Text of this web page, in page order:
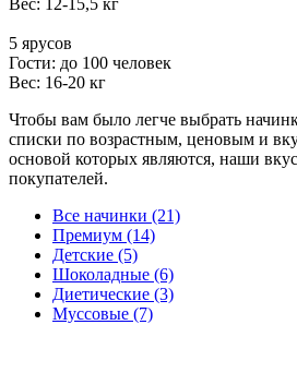
5 ярусов
Гости: до 100 человек
Вес: 16-20 кг
Чтобы вам было легче выбрать
списки по возрастным, ценовым и
основой которых являются, наши
покупателей.
Все начинки (21)
Премиум (14)
Детские (5)
Шоколадные (6)
Диетические (3)
Муссовые (7)